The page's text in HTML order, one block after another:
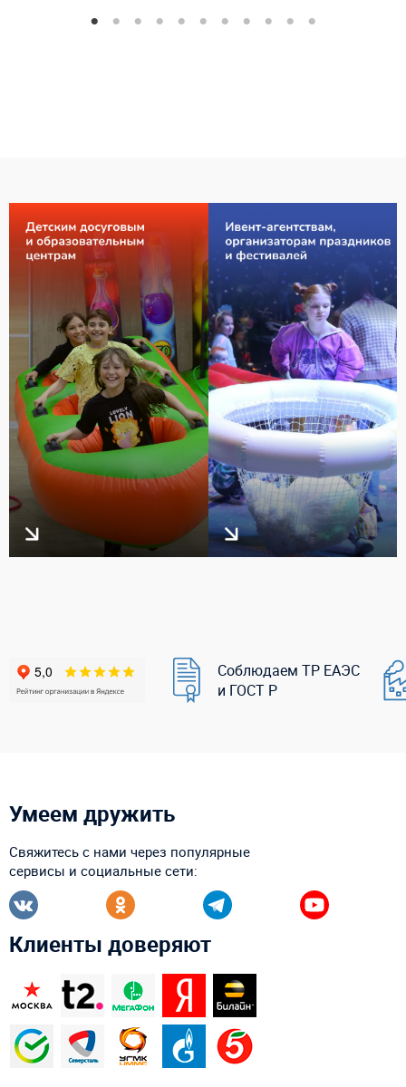
Соблюдаем ТР ЕАЭС
и ГОСТ Р
Умеем дружить
Свяжитесь с нами через популярные
сервисы и социальные сети:
Клиенты доверяют